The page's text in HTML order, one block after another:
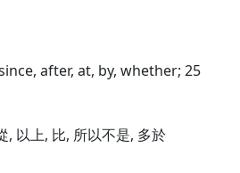
after, at, by, whether; 25
, 以上, 比, 所以不是, 多於